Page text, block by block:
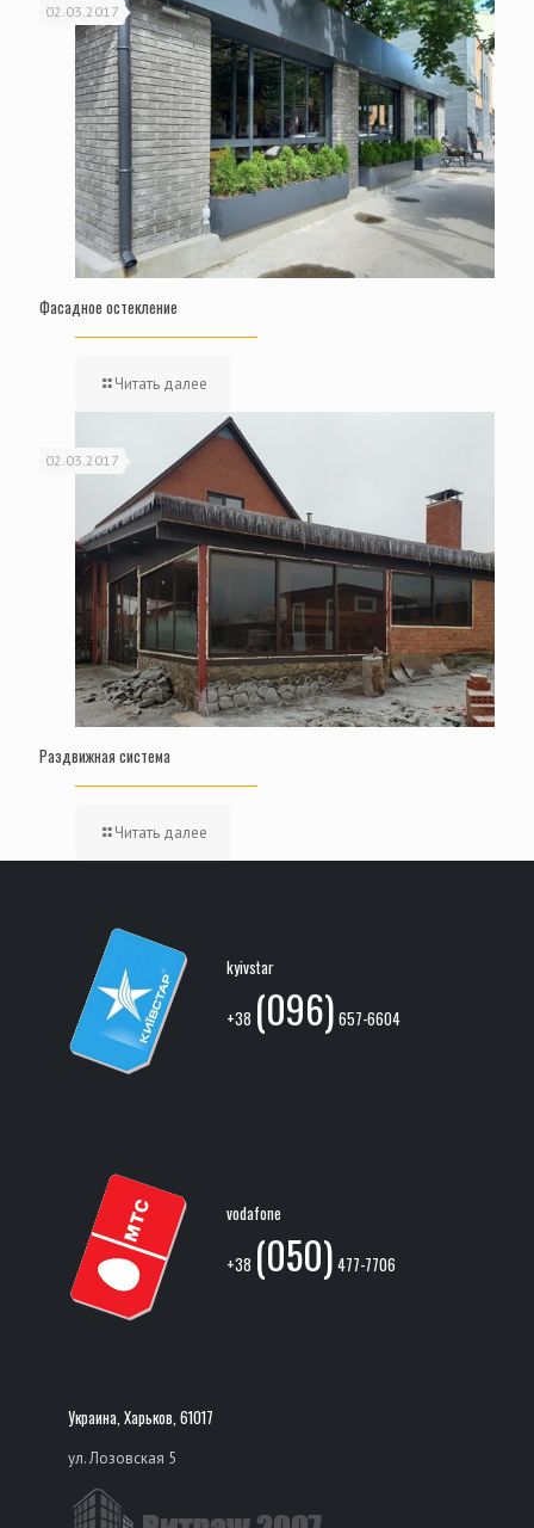
02.03.2017
Фасадное остекление
Читать далее
02.03.2017
Раздвижная система
Читать далее
kyivstar
+38 (096) 657-6604
vodafone
+38 (050) 477-7706
Украина, Харьков, 61017
ул. Лозовская 5